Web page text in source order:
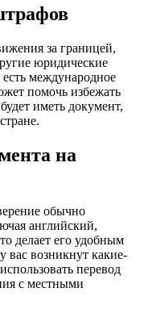
за границей,
юридические
международное
помочь избежать
иметь документ,
на
обычно
английский,
делает его удобным
вас возникнут какие-
перевод
с местными